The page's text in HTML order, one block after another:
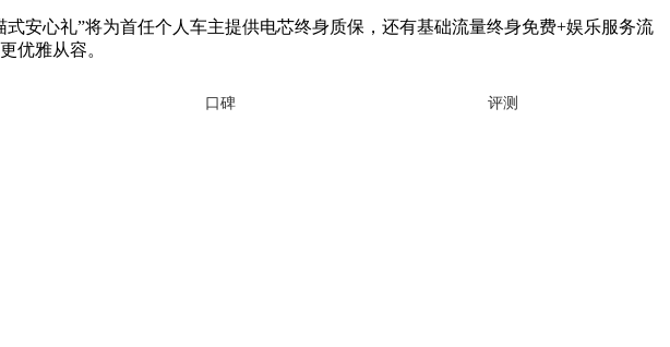
心礼”将为首任个人车主提供电芯终身质保，还有基础流量终身免费+娱乐服务流
优雅从容。
口碑 评测